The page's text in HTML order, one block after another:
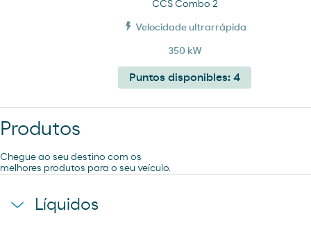
CCS Combo 2
Velocidade ultrarrápida
350 kW
Puntos disponibles:4
Produtos
Chegue ao seu destino com os
melhores produtos para o seu veículo.
Líquidos